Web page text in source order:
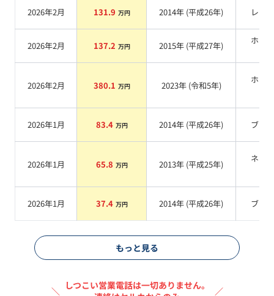
2026年2月 131.9 万円 2014年 (平成26年) レッド
2026年2月 137.2 万円 2015年 (平成27年)
ホワ
2026年2月 380.1 万円 2023年 (令和5年)
ホワ
2026年1月 83.4 万円 2014年 (平成26年) ブルー
2026年1月 65.8 万円 2013年 (平成25年)
ネイ
2026年1月 37.4 万円 2014年 (平成26年) ブルー
もっと見る
＼ しつこい営業電話は一切ありません。
／